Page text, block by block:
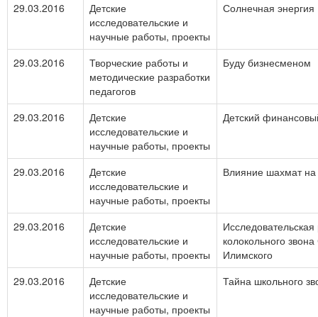
29.03.2016
Детские
исследовательские и
научные работы, проекты
Солнечная энергия
29.03.2016
Творческие работы и
методические разработки
педагогов
Буду бизнесменом
29.03.2016
Детские
исследовательские и
научные работы, проекты
Детский
29.03.2016
Детские
исследовательские и
научные работы, проекты
Влияние шахмат на
29.03.2016
Детские
исследовательские и
научные работы, проекты
колокольного
Илимского
29.03.2016
Детские
исследовательские и
научные работы, проекты
Тайна школьного